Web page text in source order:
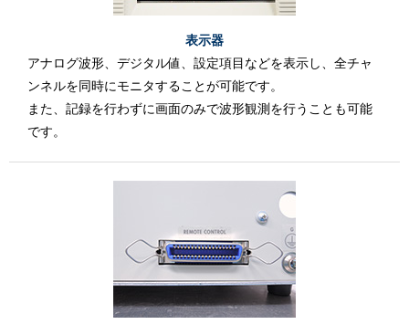
表示器
アナログ波形、デジタル値、設定項目などを表示し、全チャ
ンネルを同時にモニタすることが可能です。
また、記録を行わずに画面のみで波形観測を行うことも可能
です。